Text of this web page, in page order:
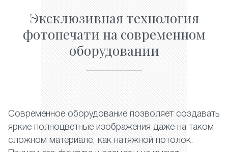
Эксклюзивная технология
фотопечати на современном
оборудовании
Современное оборудование позволяет создавать
яркие полноцветные изображения даже на таком
сложном материале, как натяжной потолок.